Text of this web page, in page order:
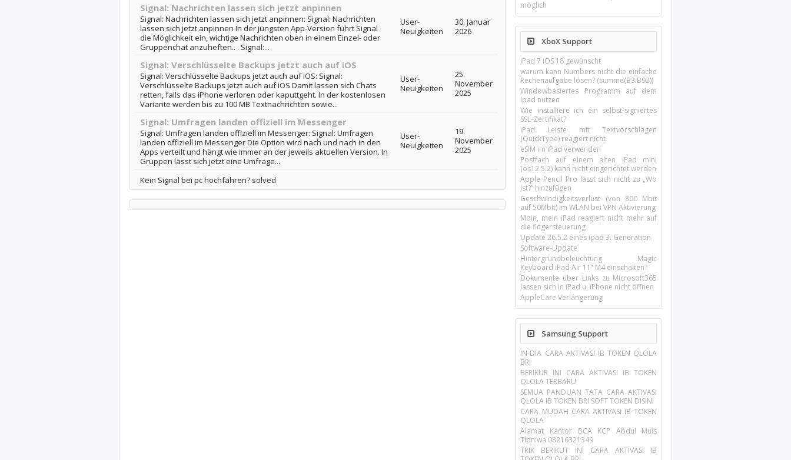
Signal: Nachrichten lassen sich jetzt anpinnen
Signal: Nachrichten lassen sich jetzt anpinnen: Signal: Nachrichten
lassen sich jetzt anpinnen In der jüngsten App-Version führt Signal
die Möglichkeit ein, wichtige Nachrichten oben in einem Einzel- oder
Gruppenchat anzuheften.. . Signal:...
User-
Neuigkeiten
30. Januar
2026
Signal: Verschlüsselte Backups jetzt auch auf iOS
Signal: Verschlüsselte Backups jetzt auch auf iOS: Signal:
Verschlüsselte Backups jetzt auch auf iOS Damit lassen sich Chats
retten, falls das iPhone verloren oder kaputtgeht. In der kostenlosen
Variante werden bis zu 100 MB Textnachrichten sowie...
User-
Neuigkeiten
25.
November
2025
Signal: Umfragen landen offiziell im Messenger
Signal: Umfragen landen offiziell im Messenger: Signal: Umfragen
landen offiziell im Messenger Die Option wird nach und nach in den
Apps verteilt und hängt wie immer an der jeweils aktuellen Version. In
Gruppen lässt sich jetzt eine Umfrage...
User-
Neuigkeiten
19.
November
2025
Kein Signal bei pc hochfahren? solved
möglich
XboX Support
iPad 7 iOS 18 gewünscht
warum kann Numbers nicht die einfache
Rechenaufgabe lösen? (summe(B3:B92))
Windowbasiertes Programm auf dem
Ipad nutzen
Wie installiere ich ein selbst-signiertes
SSL-Zertifikat?
iPad Leiste mit Textvorschlägen
(QuickType) reagiert nicht
eSIM im iPad verwenden
Postfach auf einem alten iPad mini
(os12.5.2) kann nicht eingerichtet werden
Apple Pencil Pro lässt sich nicht zu „Wo
ist?“ hinzufügen
Geschwindigkeitsverlust (von 800 Mbit
auf 50Mbit) im WLAN bei VPN Aktivierung
Moin, mein iPad reagiert nicht mehr auf
die fingersteuerung
Update 26.5.2 eines ipad 3. Generation
Software-Update
Hintergrundbeleuchtung Magic
Keyboard iPad Air 11’’ M4 einschalten?
Dokumente über Links zu Microsoft365
lassen sich in iPad u. iPhone nicht öffnen
AppleCare Verlängerung
Samsung Support
IN-DIA CARA AKTIVASI IB TOKEN QLOLA
BRI
BERIKUR INI CARA AKTIVASI IB TOKEN
QLOLA TERBARU
SEMUA PANDUAN TATA CARA AKTIVASI
QLOLA IB TOKEN BRI SOFT TOKEN DISINI
CARA MUDAH CARA AKTIVASI IB TOKEN
QLOLA
Alamat Kantor BCA KCP Abdul Muis
Tlpn:wa 08216321349
TRIK BERIKUT INI CARA AKTIVASI IB